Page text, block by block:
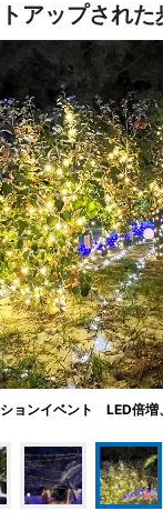
アップされた
ョンイベント LED倍増